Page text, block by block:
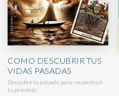
COMO DESCUBRIR TUS
VIDAS PASADAS
Descubre tu pasado para reconstruir
tu presente